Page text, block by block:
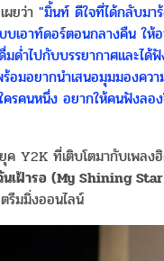
เผยว่า "มิ้นท์ ดีใจที่ได้กลับมา
บเอาท์ดอร์ตอนกลางคืน ให้
ด่ำไปกับบรรยากาศและได้
อมอยากนำเสนอมุมมองคว
รคนหนึ่ง อยากให้คนฟังลอง
ค Y2K ที่เติบโตมากับเพล
เฝ้ารอ (My Shining
รีมมิ่งออนไลน์